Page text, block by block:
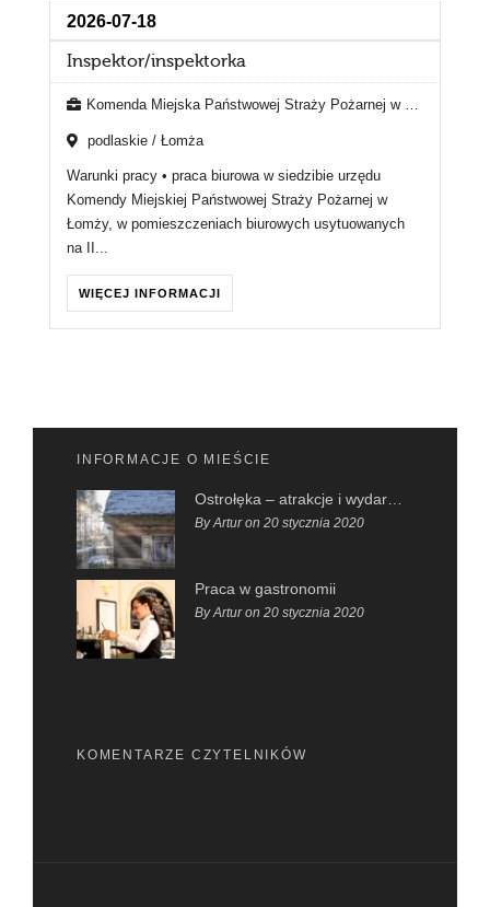
2026-07-18
Inspektor/inspektorka
Komenda Miejska Państwowej Straży Pożarnej w Łomży
podlaskie / Łomża
Warunki pracy • praca biurowa w siedzibie urzędu
Komendy Miejskiej Państwowej Straży Pożarnej w
Łomży, w pomieszczeniach biurowych usytuowanych
na II...
WIĘCEJ INFORMACJI
INFORMACJE O MIEŚCIE
By Artur on 20 stycznia 2020
Praca w gastronomii
By Artur on 20 stycznia 2020
KOMENTARZE CZYTELNIKÓW